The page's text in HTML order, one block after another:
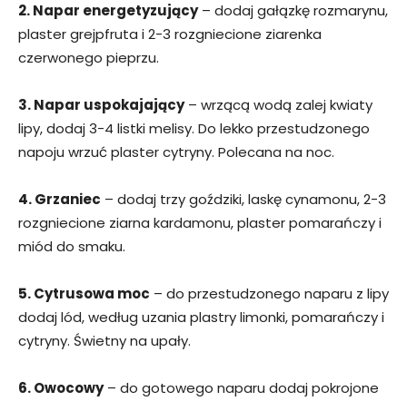
2. Napar energetyzujący– dodaj gałązkę rozmarynu,
plaster grejpfruta i 2-3 rozgniecione ziarenka
czerwonego pieprzu.
3. Napar uspokajający– wrzącą wodą zalej kwiaty
lipy, dodaj 3-4 listki melisy. Do lekko przestudzonego
napoju wrzuć plaster cytryny. Polecana na noc.
4. Grzaniec – dodaj trzy goździki, laskę cynamonu, 2-3
rozgniecione ziarna kardamonu, plaster pomarańczy i
miód do smaku.
5. Cytrusowa moc – do przestudzonego naparu z lipy
dodaj lód, według uzania plastry limonki, pomarańczy i
cytryny. Świetny na upały.
6. Owocowy– do gotowego naparu dodaj pokrojone